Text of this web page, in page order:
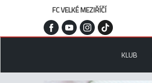
FC VELKÉ MEZIŘÍČÍ
KLUB